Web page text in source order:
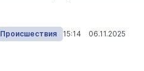
Происшествия 15:14 06.11.2025